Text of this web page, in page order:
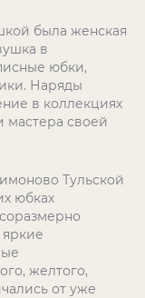
была женская
в
юбки,
Наряды
в коллекциях
своей
Тульской
юбках
желтого,
от уже